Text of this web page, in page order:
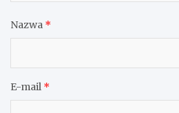
Nazwa *
E-mail *